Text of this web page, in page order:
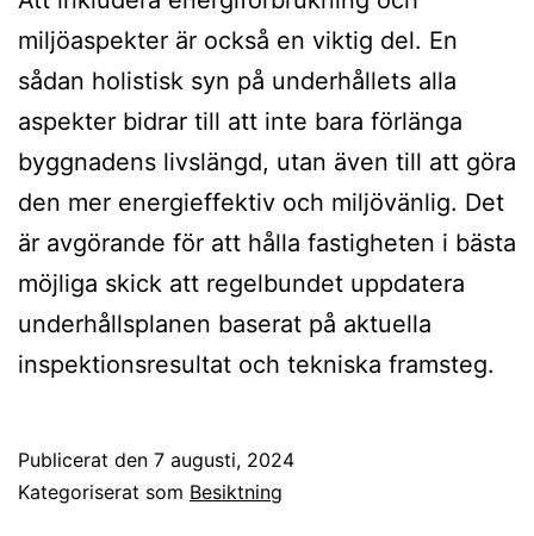
miljöaspekter är också en viktig del. En
sådan holistisk syn på underhållets alla
aspekter bidrar till att inte bara förlänga
byggnadens livslängd, utan även till att göra
den mer energieffektiv och miljövänlig. Det
är avgörande för att hålla fastigheten i bästa
möjliga skick att regelbundet uppdatera
underhållsplanen baserat på aktuella
inspektionsresultat och tekniska framsteg.
Publicerat den 7 augusti, 2024
Kategoriserat som Besiktning